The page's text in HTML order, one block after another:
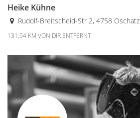
Heike Kühne
Rudolf-Breitscheid-Str 2, 4758 Oschatz
131,94 KM VON DIR ENTFERNT